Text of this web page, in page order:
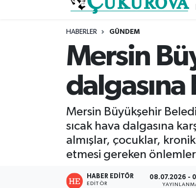
HABERLER GÜNDEM
Mersin
dalgasına
Mersin Büyükşehir
sıcak hava dalgasına
almışlar, çocuklar,
etmesi gereken
HABER EDITÖR
EDITÖR
08.07.2026 -
Mersin Trafik Yoğunluk Haritası
Tüm Manşetler
Son Dakika Haberleri
Haber Arşivi